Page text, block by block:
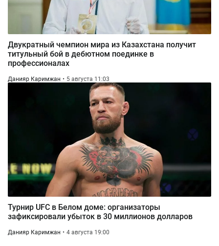
Двукратный чемпион мира из Казахстана получит
титульный бой в дебютном поединке в
профессионалах
Данияр Каримжан 5 августа 11:03
Турнир UFC в Белом доме: организаторы
зафиксировали убыток в 30 миллионов долларов
Данияр Каримжан 4 августа 19:00